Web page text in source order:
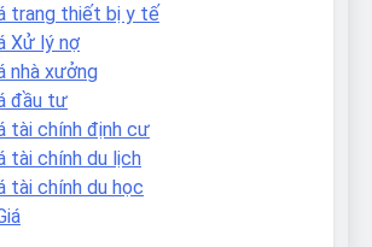
trang thiết bị y tế
Xử lý nợ
nhà xưởng
đầu tư
tài chính định cư
tài chính du lịch
tài chính du học